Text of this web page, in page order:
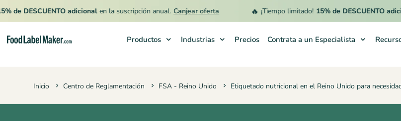
adicional en la suscripción anual. Canjear oferta ¡Tiempo limitado! 15% de DESCUENTO adicional
Productos Industrias Precios Contrata a un Especialista
Inicio Centro de Reglamentación FSA - Reino Unido Etiquetado nutricional en el Reino Unido para
Industrias